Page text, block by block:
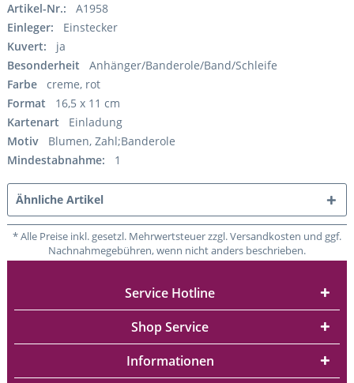
Artikel-Nr.:
A1958
Einleger:
Einstecker
Kuvert:
ja
Besonderheit
Anhänger/Banderole/Band/Schleife
Farbe
creme, rot
Format
16,5 x 11 cm
Kartenart
Einladung
Motiv
Blumen, Zahl;Banderole
Mindestabnahme:
1
Ähnliche Artikel
* Alle Preise inkl. gesetzl. Mehrwertsteuer zzgl. Versandkosten und ggf.
Nachnahmegebühren, wenn nicht anders beschrieben.
Service Hotline
Shop Service
Informationen